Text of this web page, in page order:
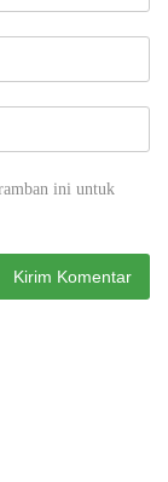
ini untuk